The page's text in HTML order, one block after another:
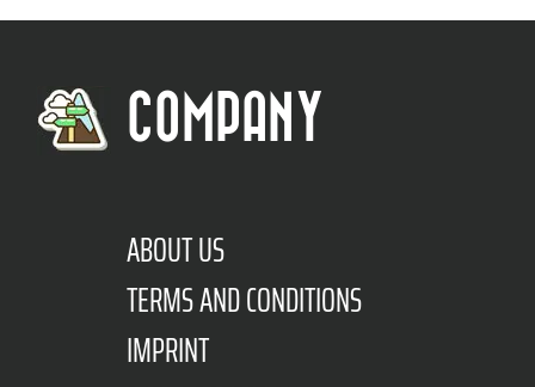
COMPANY
ABOUT US
TERMS AND CONDITIONS
IMPRINT